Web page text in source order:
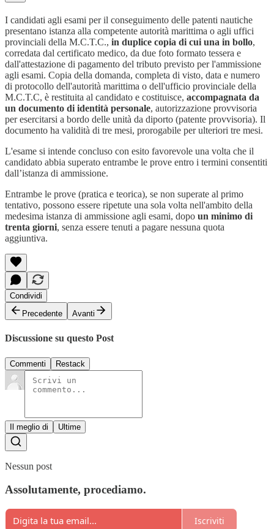
I candidati agli esami per il conseguimento delle patenti nautiche
presentano istanza alla competente autorità marittima o agli uffici
provinciali della M.C.T.C., in duplice copia di cui una in bollo,
corredata dal certificato medico, da due foto formato tessera e
dall'attestazione di pagamento del tributo previsto per l'ammissione
agli esami. Copia della domanda, completa di visto, data e numero
di protocollo dell'autorità marittima o dell'ufficio provinciale della
M.C.T.C, è restituita al candidato e costituisce, accompagnata da
un documento di identità personale, autorizzazione provvisoria
per esercitarsi a bordo delle unità da diporto (patente provvisoria). Il
documento ha validità di tre mesi, prorogabile per ulteriori tre mesi.
L'esame si intende concluso con esito favorevole una volta che il
candidato abbia superato entrambe le prove entro i termini consentiti
dall’istanza di ammissione.
Entrambe le prove (pratica e teorica), se non superate al primo
tentativo, possono essere ripetute una sola volta nell'ambito della
medesima istanza di ammissione agli esami, dopo un minimo di
trenta giorni, senza essere tenuti a pagare nessuna quota
aggiuntiva.
Condividi
Precedente
Avanti
Discussione su questo Post
Commenti Restack
Il meglio di Ultime
Nessun post
Assolutamente, procediamo.
Iscriviti